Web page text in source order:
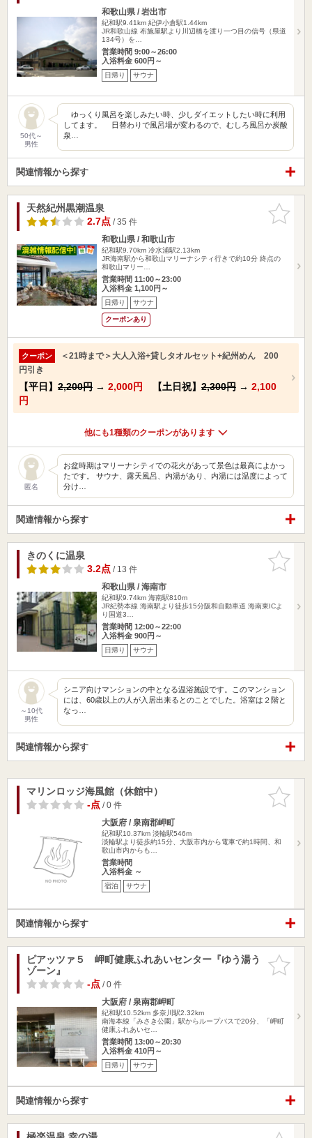
和歌山県 / 岩出市
紀和駅9.41km 紀伊小倉駅1.44km
JR和歌山線 布施屋駅より川辺橋を渡り一つ目の信号（県道
134号）を…
営業時間 9:00～26:00
入浴料金 600円～
日帰り サウナ
50代～
男性
ゆっくり風呂を楽しみたい時、少しダイエットしたい時に利用
してます。 日替わりで風呂場が変わるので、むしろ風呂か炭酸
泉…
関連情報から探す
お気に入
りに追加
天然紀州黒潮温泉
2.7点/ 35 件
和歌山県 / 和歌山市
紀和駅9.70km 冷水浦駅2.13km
JR海南駅から和歌山マリーナシティ行きで約10分 終点の
和歌山マリー…
営業時間 11:00～23:00
入浴料金 1,100円～
日帰り サウナ
クーポンあり
クーポン
＜21時まで＞大人入浴+貸しタオルセット+紀州めん 200
円引き
【平日】 2,200円 → 2,000円 【土日祝】 2,300円 → 2,100
円
他にも1種類のクーポンがあります
匿名
お盆時期はマリーナシティでの花火があって景色は最高によかっ
たです。 サウナ、露天風呂、内湯があり、内湯には温度によって
分け…
関連情報から探す
お気に入
りに追加
きのくに温泉
3.2点/ 13 件
和歌山県 / 海南市
紀和駅9.74km 海南駅810m
JR紀勢本線 海南駅より徒歩15分阪和自動車道 海南東ICよ
り国道3…
営業時間 12:00～22:00
入浴料金 900円～
日帰り サウナ
～10代
男性
シニア向けマンションの中となる温浴施設です。このマンション
には、60歳以上の人が入居出来るとのことでした。浴室は２階と
なっ…
関連情報から探す
お気に入
りに追加
マリンロッジ海風館（休館中）
-点/ 0 件
大阪府 / 泉南郡岬町
紀和駅10.37km 淡輪駅546m
淡輪駅より徒歩約15分、大阪市内から電車で約1時間、和
歌山市内からも…
営業時間
入浴料金 ～
宿泊 サウナ
関連情報から探す
お気に入
りに追加
ピアッツァ５ 岬町健康ふれあいセンター『ゆう湯う
ゾーン』
-点/ 0 件
大阪府 / 泉南郡岬町
紀和駅10.52km 多奈川駅2.32km
南海本線「みさき公園」駅からループバスで20分、「岬町
健康ふれあいセ…
営業時間 13:00～20:30
入浴料金 410円～
日帰り サウナ
関連情報から探す